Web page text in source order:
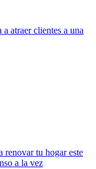
atraer clientes a una
renovar tu hogar este
a la vez